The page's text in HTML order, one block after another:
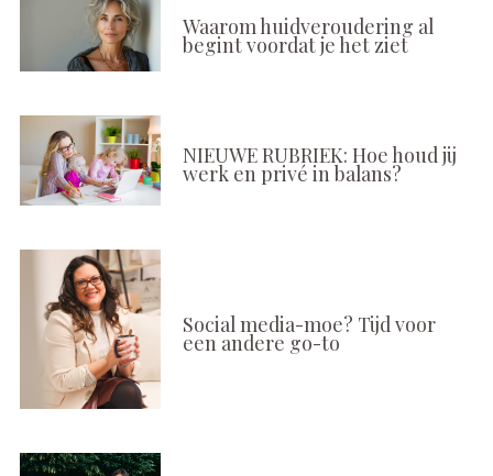
Waarom huidveroudering al
begint voordat je het ziet
NIEUWE RUBRIEK: Hoe houd jij
werk en privé in balans?
Social media-moe? Tijd voor
een andere go-to